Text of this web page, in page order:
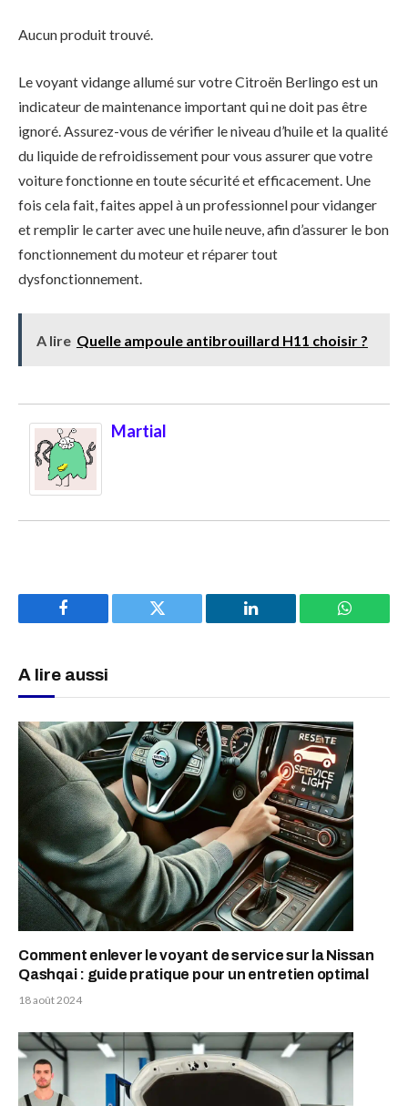
Aucun produit trouvé.
Le voyant vidange allumé sur votre Citroën Berlingo est un
indicateur de maintenance important qui ne doit pas être
ignoré. Assurez-vous de vérifier le niveau d’huile et la qualité
du liquide de refroidissement pour vous assurer que votre
voiture fonctionne en toute sécurité et efficacement. Une
fois cela fait, faites appel à un professionnel pour vidanger
et remplir le carter avec une huile neuve, afin d’assurer le bon
fonctionnement du moteur et réparer tout
dysfonctionnement.
A lire Quelle ampoule antibrouillard H11 choisir ?
Martial
Facebook Twitter LinkedIn
A lire aussi
Comment enlever le voyant de service sur la Nissan
Qashqai : guide pratique pour un entretien optimal
18 août 2024